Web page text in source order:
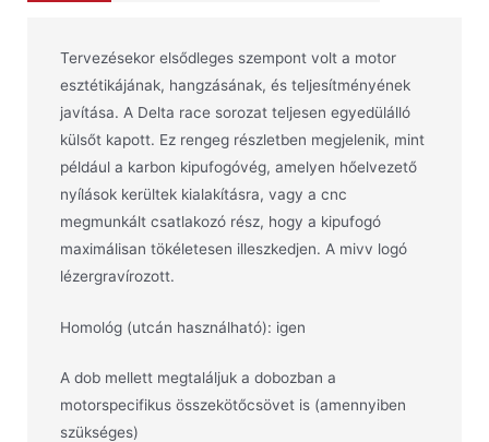
Tervezésekor elsődleges szempont volt a motor
esztétikájának, hangzásának, és teljesítményének
javítása. A Delta race sorozat teljesen egyedülálló
külsőt kapott. Ez rengeg részletben megjelenik, mint
például a karbon kipufogóvég, amelyen hőelvezető
nyílások kerültek kialakításra, vagy a cnc
megmunkált csatlakozó rész, hogy a kipufogó
maximálisan tökéletesen illeszkedjen. A mivv logó
lézergravírozott.
Homológ (utcán használható): igen
A dob mellett megtaláljuk a dobozban a
motorspecifikus összekötőcsövet is (amennyiben
szükséges)